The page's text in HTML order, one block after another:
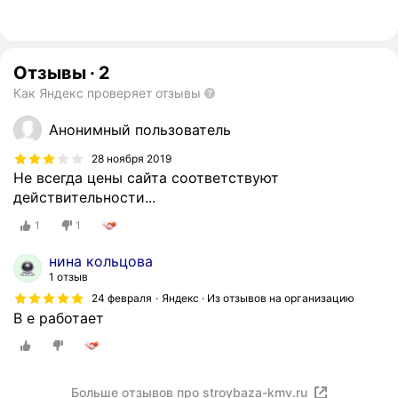
Отзывы · 2
Как Яндекс проверяет отзывы
Анонимный пользователь
28 ноября 2019
Не всегда цены сайта соответствуют
действительности...
1 1
нина кольцова
1 отзыв
24 февраля
Яндекс · Из отзывов на организацию
В е работает
Больше отзывов про stroybaza-kmv.ru